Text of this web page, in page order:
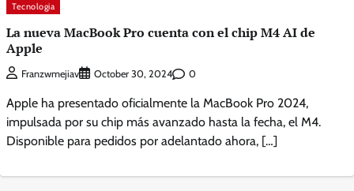
Tecnologia
La nueva MacBook Pro cuenta con el chip M4 AI de
Apple
Franzwmejiav October 30, 2024 0
Apple ha presentado oficialmente la MacBook Pro 2024,
impulsada por su chip más avanzado hasta la fecha, el M4.
Disponible para pedidos por adelantado ahora, […]